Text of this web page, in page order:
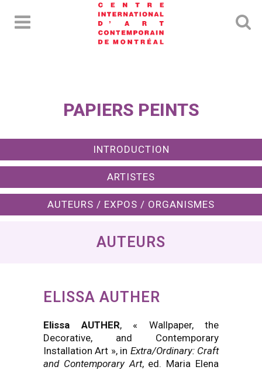
PAPIERS PEINTS
INTRODUCTION
ARTISTES
AUTEURS / EXPOS / ORGANISMES
AUTEURS
ELISSA AUTHER
Elissa AUTHER, « Wallpaper, the
Decorative, and Contemporary
Installation Art », in Extra/Ordinary: Craft
and Contemporary Art, ed. Maria Elena